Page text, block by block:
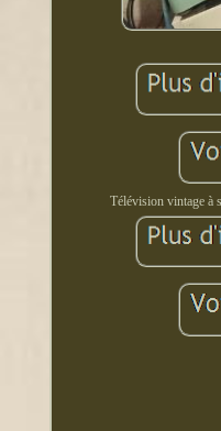
Télévision vintage à